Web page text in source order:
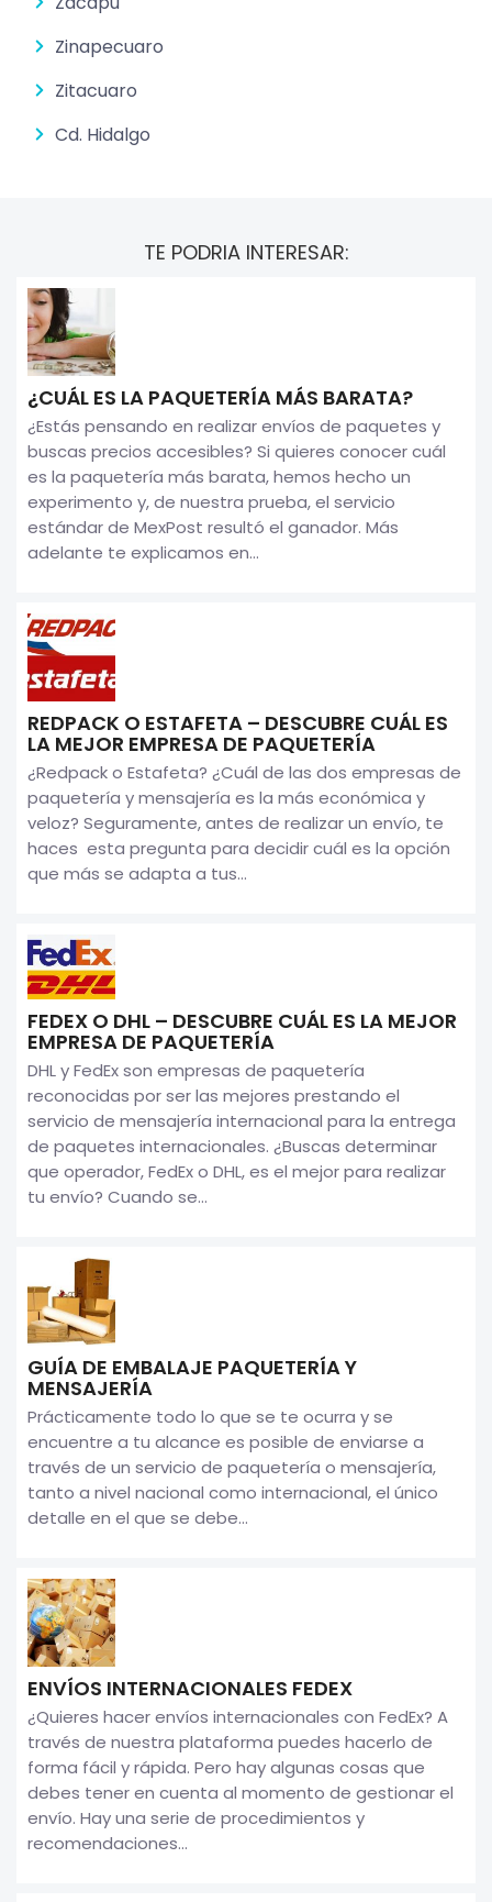
Zinapecuaro
Zitacuaro
Cd. Hidalgo
TE PODRIA INTERESAR:
¿CUÁL ES LA PAQUETERÍA MÁS BARATA?
¿Estás pensando en realizar envíos de paquetes y
buscas precios accesibles? Si quieres conocer cuál
es la paquetería más barata, hemos hecho un
experimento y, de nuestra prueba, el servicio
estándar de MexPost resultó el ganador. Más
adelante te explicamos en...
REDPACK O ESTAFETA – DESCUBRE CUÁL ES
LA MEJOR EMPRESA DE PAQUETERÍA
¿Redpack o Estafeta? ¿Cuál de las dos empresas de
paquetería y mensajería es la más económica y
veloz? Seguramente, antes de realizar un envío, te
haces esta pregunta para decidir cuál es la opción
que más se adapta a tus...
FEDEX O DHL – DESCUBRE CUÁL ES LA MEJOR
EMPRESA DE PAQUETERÍA
DHL y FedEx son empresas de paquetería
reconocidas por ser las mejores prestando el
servicio de mensajería internacional para la entrega
de paquetes internacionales. ¿Buscas determinar
que operador, FedEx o DHL, es el mejor para realizar
tu envío? Cuando se...
GUÍA DE EMBALAJE PAQUETERÍA Y
MENSAJERÍA
Prácticamente todo lo que se te ocurra y se
encuentre a tu alcance es posible de enviarse a
través de un servicio de paquetería o mensajería,
tanto a nivel nacional como internacional, el único
detalle en el que se debe...
ENVÍOS INTERNACIONALES FEDEX
¿Quieres hacer envíos internacionales con FedEx? A
través de nuestra plataforma puedes hacerlo de
forma fácil y rápida. Pero hay algunas cosas que
debes tener en cuenta al momento de gestionar el
envío. Hay una serie de procedimientos y
recomendaciones...